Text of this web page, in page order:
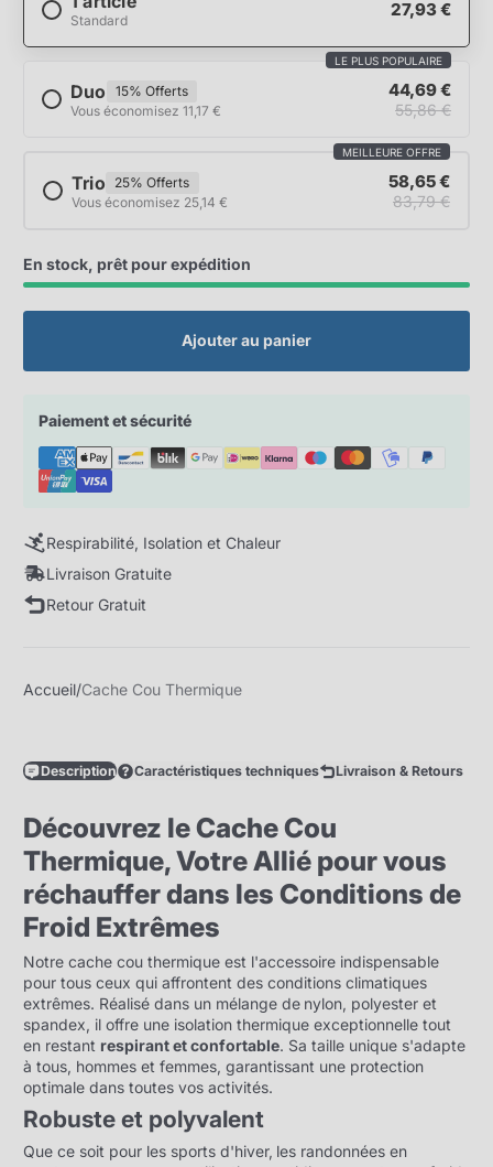
Standard
27,93 €
LE PLUS POPULAIRE
Duo
15% Offerts
Vous économisez 11,17 €
44,69 €
55,86 €
MEILLEURE OFFRE
Trio
25% Offerts
Vous économisez 25,14 €
58,65 €
83,79 €
En stock, prêt pour expédition
Ajouter au panier
Paiement et sécurité
Respirabilité, Isolation et Chaleur
Livraison Gratuite
Retour Gratuit
Accueil Cache Cou Thermique
Description Caractéristiques techniques Livraison & Retours
Découvrez le Cache Cou
Thermique, Votre Allié pour vous
réchauffer dans les Conditions de
Froid Extrêmes
Notre cache cou thermique est l'accessoire indispensable
pour tous ceux qui affrontent des conditions climatiques
extrêmes. Réalisé dans un mélange de nylon, polyester et
spandex, il offre une isolation thermique exceptionnelle tout
en restant respirant et confortable. Sa taille unique s'adapte
à tous, hommes et femmes, garantissant une protection
optimale dans toutes vos activités.
Robuste et polyvalent
Que ce soit pour les sports d'hiver, les randonnées en